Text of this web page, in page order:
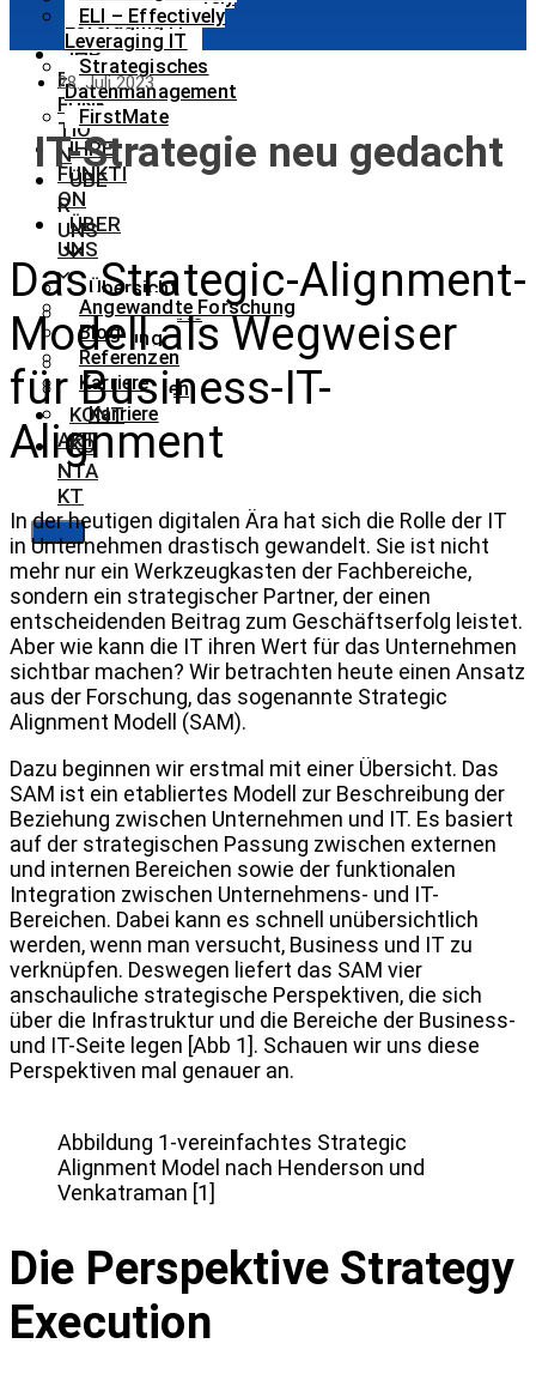
Leveraging IT
IHR
E
FUNK
TIO
N
ÜBE
R
UNS
Übersicht
Angewandte
Forschung
Blog
Referenzen
Karriere
KO
NTA
KT
ELI – Effectively
Leveraging IT
Strategisches
Datenmanagement
FirstMate
IHRE
FUNKTI
ON
ÜBER
UNS
Angewandte Forschung
Blog
Referenzen
Karriere
KONT
AKT
28. Juli 2023
IT-Strategie neu gedacht
Das Strategic-Alignment-
Modell als Wegweiser
für Business-IT-
Alignment
In der heutigen digitalen Ära hat sich die Rolle der IT
in Unternehmen drastisch gewandelt. Sie ist nicht
mehr nur ein Werkzeugkasten der Fachbereiche,
sondern ein strategischer Partner, der einen
entscheidenden Beitrag zum Geschäftserfolg leistet.
Aber wie kann die IT ihren Wert für das Unternehmen
sichtbar machen? Wir betrachten heute einen Ansatz
aus der Forschung, das sogenannte Strategic
Alignment Modell (SAM).
Dazu beginnen wir erstmal mit einer Übersicht. Das
SAM ist ein etabliertes Modell zur Beschreibung der
Beziehung zwischen Unternehmen und IT. Es basiert
auf der strategischen Passung zwischen externen
und internen Bereichen sowie der funktionalen
Integration zwischen Unternehmens- und IT-
Bereichen. Dabei kann es schnell unübersichtlich
werden, wenn man versucht, Business und IT zu
verknüpfen. Deswegen liefert das SAM vier
anschauliche strategische Perspektiven, die sich
über die Infrastruktur und die Bereiche der Business-
und IT-Seite legen [Abb 1]. Schauen wir uns diese
Perspektiven mal genauer an.
Abbildung 1-vereinfachtes Strategic
Alignment Model nach Henderson und
Venkatraman [1]
Die Perspektive Strategy
Execution